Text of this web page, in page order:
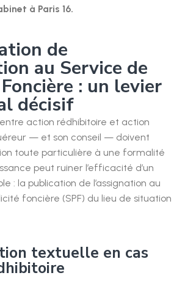
à Paris 16.
de
au Service de
: un levier
décisif
action rédhibitoire et action
— et son conseil — doivent
toute particulière à une formalité
peut ruiner l’efficacité d’un
: la publication de l’assignation au
foncière (SPF) du lieu de situation
textuelle en cas